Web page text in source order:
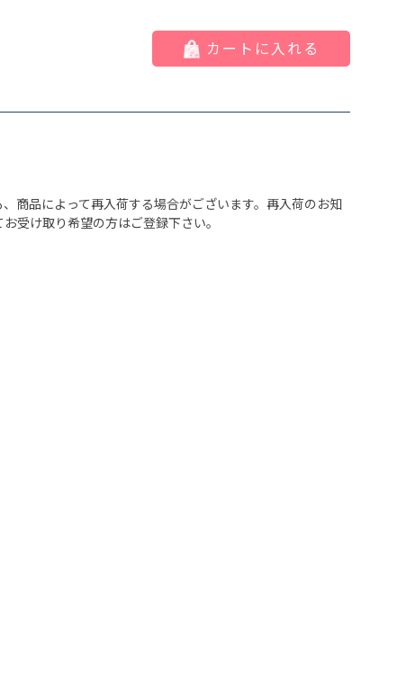
カートに入れる
商品によって再入荷する場合がございます。再入荷のお知
受け取り希望の方はご登録下さい。